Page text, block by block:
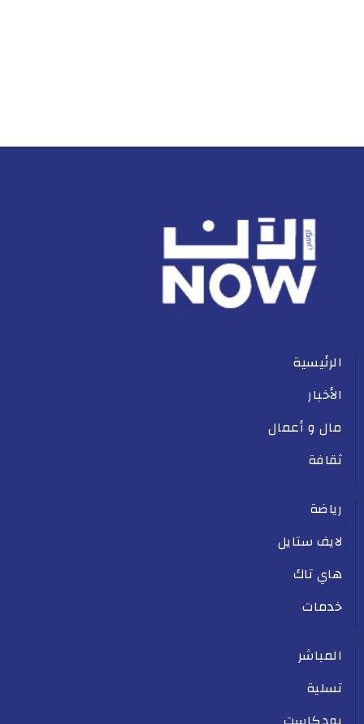
الرئيسية
الأخبار
مال و أعمال
ثقافة
رياضة
لايف ستايل
هاي تاك
خدمات
المباشر
تسلية